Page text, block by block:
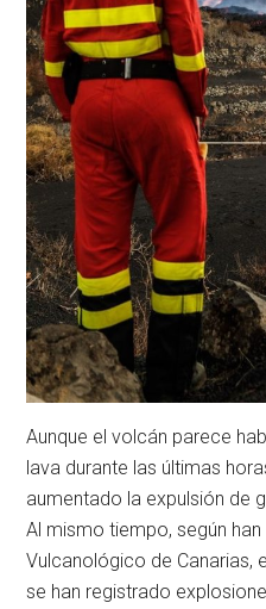
Aunque el volcán parece
lava durante las últimas
aumentado la expulsión de
Al mismo tiempo, según
Vulcanológico de Canarias,
se han registrado